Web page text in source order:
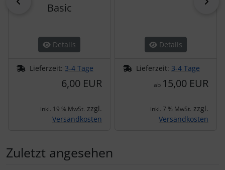
Basic
Details
Lieferzeit: 3-4 Tage
6,00 EUR
inkl. 19 % MwSt. zzgl.
Versandkosten
Details
Lieferzeit: 3-4 Tage
ab 15,00 EUR
inkl. 7 % MwSt. zzgl.
Versandkosten
Zuletzt angesehen